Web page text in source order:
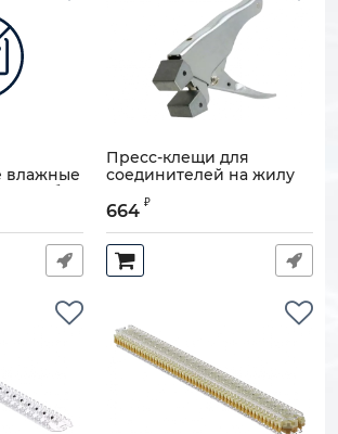
влажные
Пресс-клещи для
соединителей на жилу
Артикул:
664 ₽